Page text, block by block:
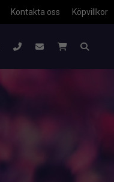
Köpvillkor
Kontakta oss